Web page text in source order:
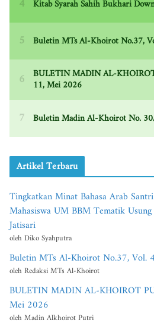
Artikel Terbaru
Tingkatkan Minat Bahasa Arab
Mahasiswa UM BBM Tematik
Jatisari
oleh Diko Syahputra
Buletin MTs Al-Khoirot No.37, Vol.
oleh Redaksi MTs Al-Khoirot
BULETIN MADIN AL-KHOIROT
Mei 2026
oleh Madin Alkhoirot Putri